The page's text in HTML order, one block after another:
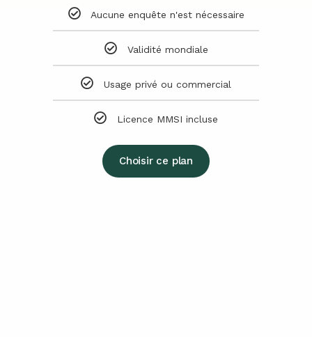
Aucune enquête n'est nécessaire
Validité mondiale
Usage privé ou commercial
Licence MMSI incluse
Choisir ce plan